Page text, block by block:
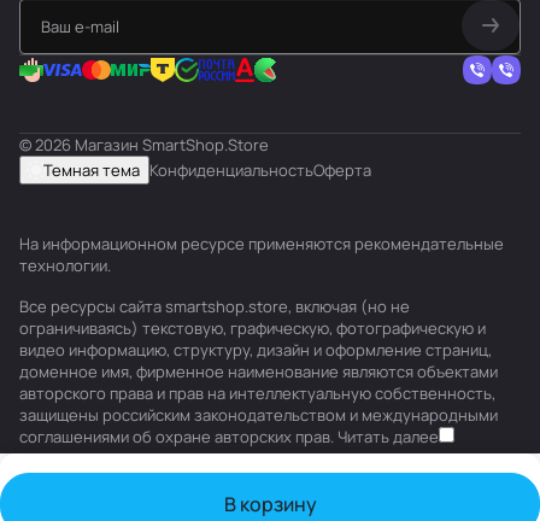
В корзину
© 2026 Магазин SmartShop.Store
Темная тема КонфиденциальностьОферта
На информационном ресурсе применяются рекомендательные
технологии.
Все ресурсы сайта smartshop.store, включая (но не
ограничиваясь) текстовую, графическую, фотографическую и
видео информацию, структуру, дизайн и оформление страниц,
доменное имя, фирменное наименование являются объектами
авторского права и прав на интеллектуальную собственность,
защищены российским законодательством и международными
соглашениями об охране авторских прав. Читать далее